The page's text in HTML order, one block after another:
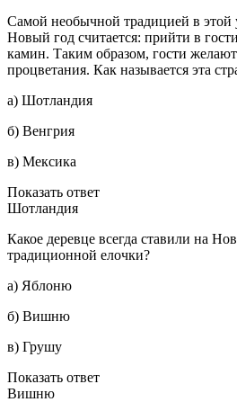
Самой необычной традицией в этой
Новый год считается: прийти в
камин. Таким образом, гости желают
процветания. Как называется эта
а) Шотландия
б) Венгрия
в) Мексика
Показать ответ
Шотландия
Какое деревце всегда ставили на
традиционной елочки?
а) Яблоню
б) Вишню
в) Грушу
Показать ответ
Вишню